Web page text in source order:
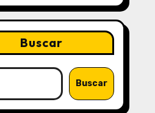
Buscar
Buscar